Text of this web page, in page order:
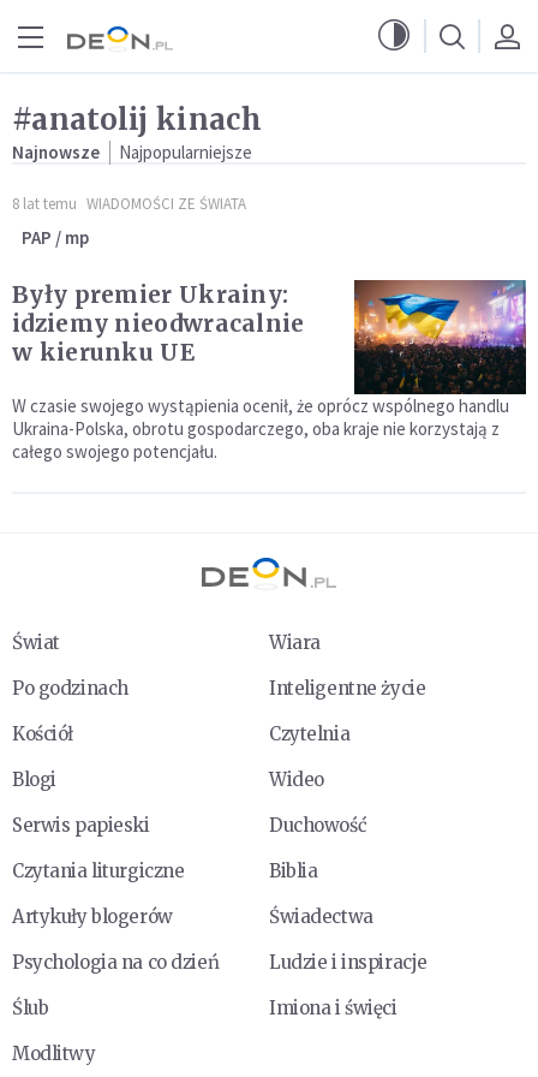
#anatolij kinach
Najnowsze Najpopularniejsze
8 lat temu WIADOMOŚCI ZE ŚWIATA
PAP / mp
Były premier Ukrainy:
idziemy nieodwracalnie
w kierunku UE
W czasie swojego wystąpienia ocenił, że oprócz wspólnego handlu
Ukraina-Polska, obrotu gospodarczego, oba kraje nie korzystają z
całego swojego potencjału.
Świat
Wiara
Po godzinach
Inteligentne życie
Kościół
Czytelnia
Blogi
Wideo
Serwis papieski
Duchowość
Czytania liturgiczne
Biblia
Artykuły blogerów
Świadectwa
Psychologia na co dzień
Ludzie i inspiracje
Ślub
Imiona i święci
Modlitwy